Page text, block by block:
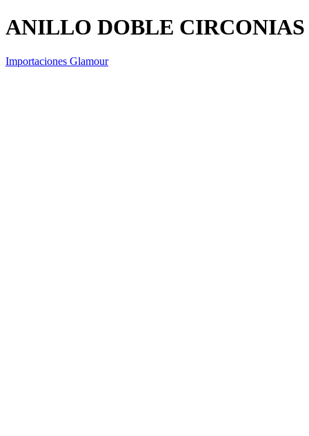
ANILLO DOBLE CIRCONIAS
Importaciones Glamour